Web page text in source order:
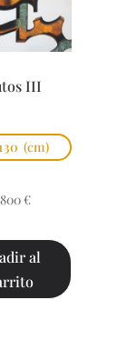
III
(cm)
€
al